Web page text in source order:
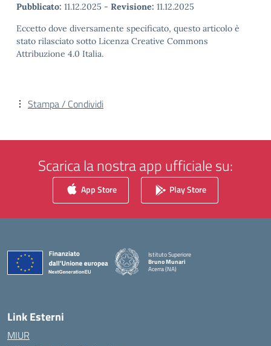
Pubblicato: 11.12.2025 - Revisione: 11.12.2025
Eccetto dove diversamente specificato, questo articolo è
stato rilasciato sotto Licenza Creative Commons
Attribuzione 4.0 Italia.
Stampa / Condividi
Scarica la nostra app ufficiale su:
App Store Play Store
Istituto Superiore
Bruno Munari
Acerra (NA)
Link Esterni
MIUR